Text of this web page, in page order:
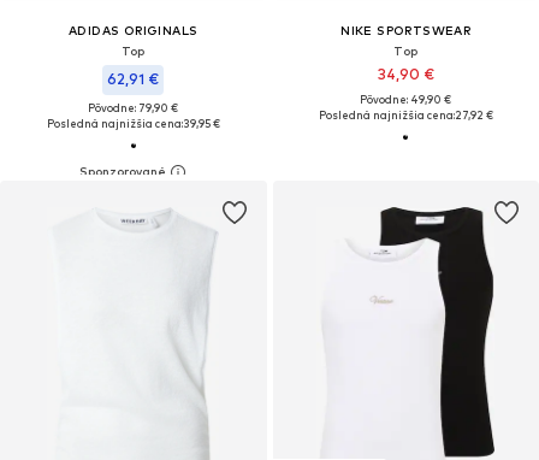
ADIDAS ORIGINALS
Top
62,91 €
Pôvodne: 79,90 €
Posledná najnižšia cena:39,95 €
NIKE SPORTSWEAR
Top
34,90 €
Pôvodne: 49,90 €
Posledná najnižšia cena:27,92 €